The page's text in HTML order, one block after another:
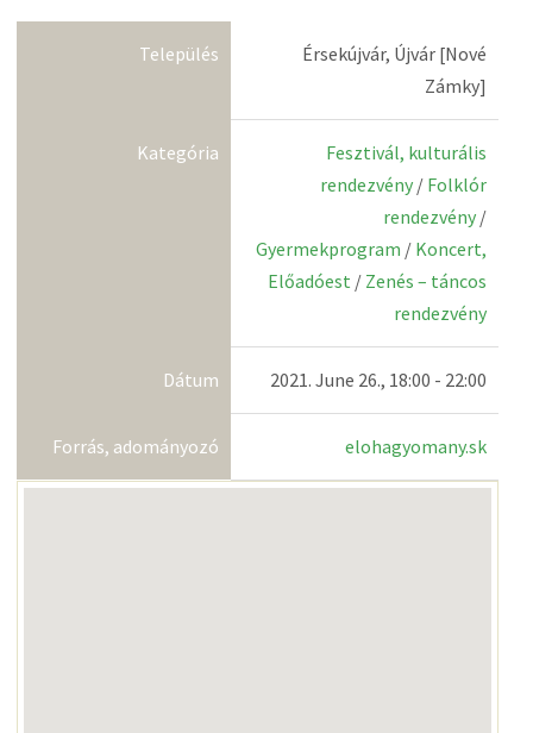
Település
Érsekújvár, Újvár [Nové
Zámky]
Kategória
Fesztivál, kulturális
rendezvény / Folklór
rendezvény /
Gyermekprogram / Koncert,
Előadóest / Zenés – táncos
rendezvény
Dátum 2021. June 26., 18:00 - 22:00
Forrás, adományozó elohagyomany.sk